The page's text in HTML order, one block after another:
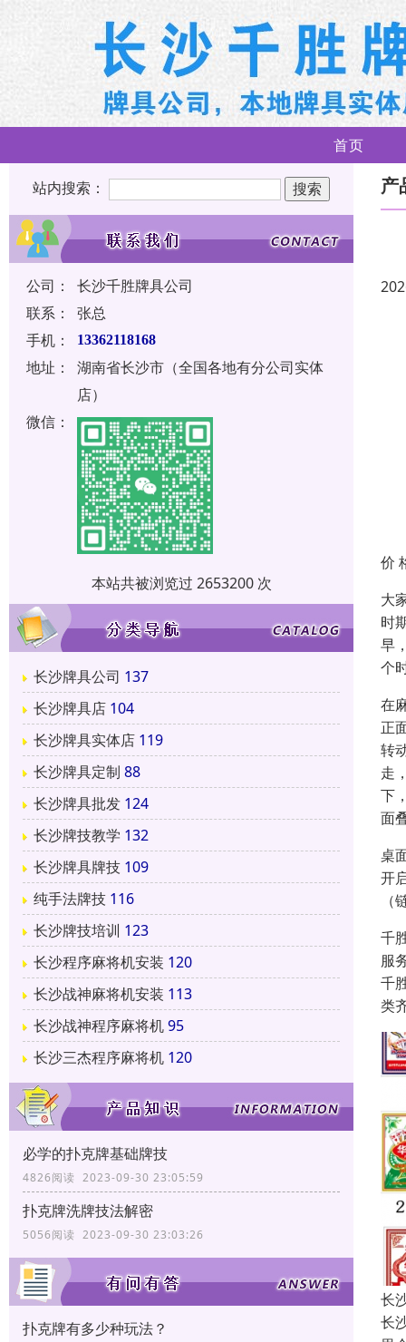
首页
站内搜索：
公司：
长沙千胜牌具公司
联系：
张总
手机：
13362118168
地址：
湖南省长沙市（全国各地有分公司实体
店）
微信：
本站共被浏览过 2653200 次
长沙牌具公司 137
长沙牌具店 104
长沙牌具实体店 119
长沙牌具定制 88
长沙牌具批发 124
长沙牌技教学 132
长沙牌具牌技 109
纯手法牌技 116
长沙牌技培训 123
长沙程序麻将机安装 120
长沙战神麻将机安装 113
长沙战神程序麻将机95
长沙三杰程序麻将机 120
必学的扑克牌基础牌技
4826阅读 2023-09-30 23:05:59
扑克牌洗牌技法解密
5056阅读 2023-09-30 23:03:26
扑克牌有多少种玩法？
产
价
大
时
早
个
在
正
转
走
下
面
桌
开
千
服
千
类
长
长